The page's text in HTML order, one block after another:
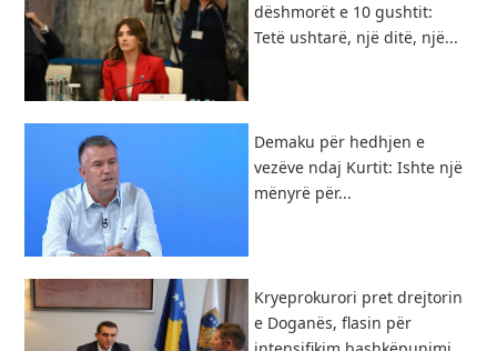
dëshmorët e 10 gushtit:
Tetë ushtarë, një ditë, një...
Demaku për hedhjen e
vezëve ndaj Kurtit: Ishte një
mënyrë për...
Kryeprokurori pret drejtorin
e Doganës, flasin për